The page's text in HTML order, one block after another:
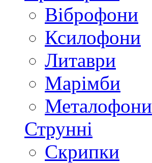
Віброфони
Ксилофони
Литаври
Марімби
Металофони
Струнні
Скрипки